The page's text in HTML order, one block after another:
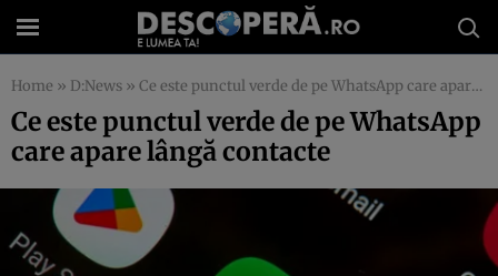
Home » D:News » Ce este punctul verde de pe WhatsApp care apare lângă contacte
Ce este punctul verde de pe WhatsApp
care apare lângă contacte